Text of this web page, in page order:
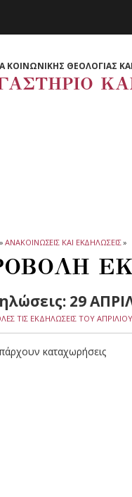
ΚΟΙΝΩΝΙΚΗΣ ΘΕΟΛΟΓΙΑΣ
» ΑΝΑΚΟΙΝΩΣΕΙΣ ΚΑΙ ΕΚΔΗΛΩΣΕΙΣ»
29
ΤΙΣ ΕΚΔΗΛΩΣΕΙΣ ΤΟΥ
καταχωρήσεις